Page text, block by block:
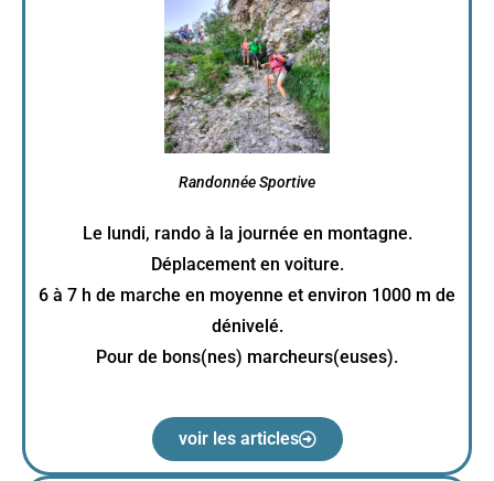
Randonnée Sportive
Le lundi, rando à la journée en montagne.
Déplacement en voiture.
6 à 7 h de marche en moyenne et environ 1000 m de
dénivelé.
Pour de bons(nes) marcheurs(euses).
voir les articles